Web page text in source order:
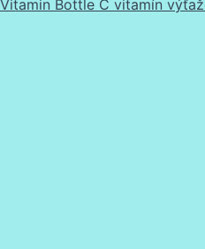
Vitamin Bottle C vitamín